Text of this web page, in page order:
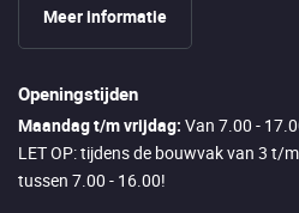
Meer informatie
Openingstijden
Maandag t/m vrijdag: Van 7.00 -
LET OP: tijdens de bouwvak van 3 t/
tussen 7.00 - 16.00!